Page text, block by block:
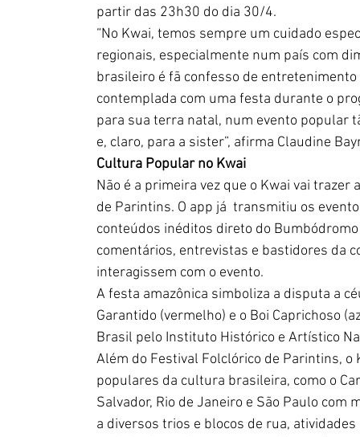
partir das 23h30 do dia 30/4.
“No Kwai, temos sempre um cuidado
regionais, especialmente num país com
brasileiro é fã confesso de
contemplada com uma festa durante o
para sua terra natal, num evento popular
e, claro, para a sister”, afirma Claudine
Cultura Popular no Kwai
Não é a primeira vez que o Kwai vai
de Parintins. O app já  transmitiu os
conteúdos inéditos direto do
comentários, entrevistas e bastidores da
interagissem com o evento.
A festa amazônica simboliza a disputa a
Garantido (vermelho) e o Boi Caprichoso
Brasil pelo Instituto Histórico e Artístico
Além do Festival Folclórico de Parintins,
populares da cultura brasileira, como o
Salvador, Rio de Janeiro e São Paulo
a diversos trios e blocos de rua,